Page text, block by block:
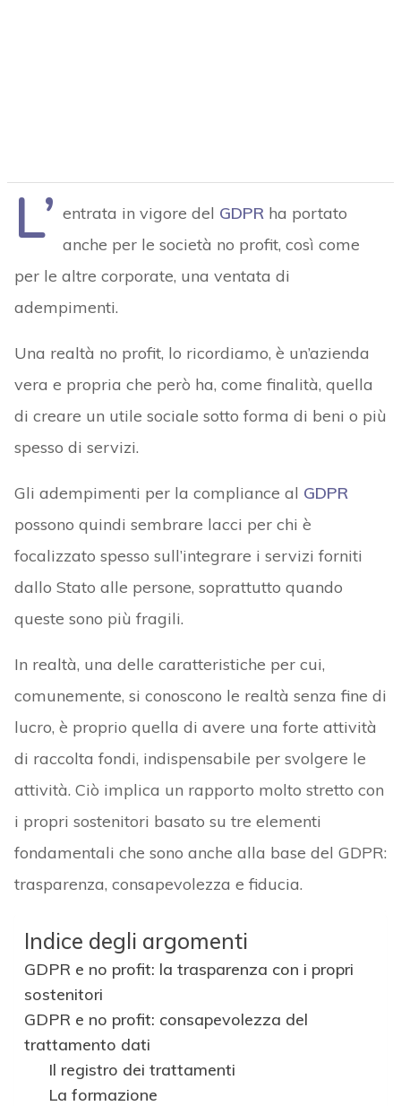
L’ entrata in vigore del GDPRha portato
anche per le società no profit, così come
per le altre corporate, una ventata di
adempimenti.
Una realtà no profit, lo ricordiamo, è un’azienda
vera e propria che però ha, come finalità, quella
di creare un utile sociale sotto forma di beni o più
spesso di servizi.
Gli adempimenti per la compliance al GDPR
possono quindi sembrare lacci per chi è
focalizzato spesso sull’integrare i servizi forniti
dallo Stato alle persone, soprattutto quando
queste sono più fragili.
In realtà, una delle caratteristiche per cui,
comunemente, si conoscono le realtà senza fine di
lucro, è proprio quella di avere una forte attività
di raccolta fondi, indispensabile per svolgere le
attività. Ciò implica un rapporto molto stretto con
i propri sostenitori basato su tre elementi
fondamentali che sono anche alla base del GDPR:
trasparenza, consapevolezza e fiducia.
Indice degli argomenti
GDPR e no profit: la trasparenza con i propri
sostenitori
GDPR e no profit: consapevolezza del
trattamento dati
Il registro dei trattamenti
La formazione